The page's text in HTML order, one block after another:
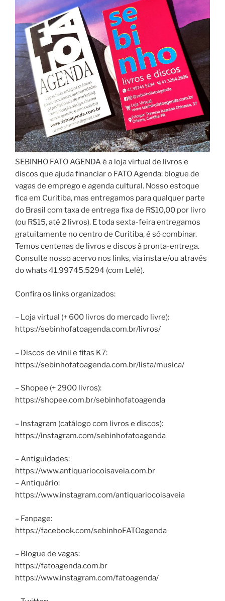
SEBINHO FATO AGENDA é a loja virtual de livros e
discos que ajuda financiar o FATO Agenda: blogue de
vagas de emprego e agenda cultural. Nosso estoque
fica em Curitiba, mas entregamos para qualquer parte
do Brasil com taxa de entrega fixa de R$10,00 por livro
(ou R$15, até 2 livros). E toda sexta-feira entregamos
gratuitamente no centro de Curitiba, é só combinar.
Temos centenas de livros e discos à pronta-entrega.
Consulte nosso acervo nos links, via insta e/ou através
do whats 41.99745.5294 (com Lelê).
Confira os links organizados:
– Loja virtual (+ 600 livros do mercado livre):
https://sebinhofatoagenda.com.br/livros/
– Discos de vinil e fitas K7:
https://sebinhofatoagenda.com.br/lista/musica/
– Shopee (+ 2900 livros):
https://shopee.com.br/sebinhofatoagenda
– Instagram (catálogo com livros e discos):
https://instagram.com/sebinhofatoagenda
– Antiguidades:
https://www.antiquariocoisaveia.com.br
– Antiquário:
https://www.instagram.com/antiquariocoisaveia
– Fanpage:
https://facebook.com/sebinhoFATOagenda
– Blogue de vagas:
https://fatoagenda.com.br
https://www.instagram.com/fatoagenda/